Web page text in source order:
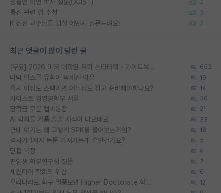
정출연 학연 박사 질문(DGIST) 2
통신 관련 랩 추천 3
K 전전 교수님들 랩실 어떤지 질문드려요! 2
최근 댓글이 많이 달린 글
[무료] 2026 미국 대학원 유학 스타터팩 - 가이드북 & 합격자 컨택메일 템플릿 653
미박 탑스쿨 유학이 빡세진 이유 19
혹시 이정도 스펙이면 어느정도 잡고 준비해야하나요? 14
카이스트 경영공학부 서류 30
장학금 모은 랩비통장 21
AI 학회들 거품 슬슬 지적이 나오네요 33
근데 여기는 왜 그렇게 SPK를 물어보는거임? 18
석사가 1저자 논문 가져가는게 흔한건가요? 5
면접 복장 9
편입생 학부연구생 질문 7
세컨티어 학회의 위상 6
우리나라도 학구 열풍보면 Higher Doctorate 학위가 필요하다고 봅니다. 12